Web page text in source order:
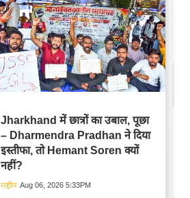
Jharkhand में छात्रों का उबाल, पूछा
– Dharmendra Pradhan ने दिया
इस्तीफा, तो Hemant Soren क्यों
नहीं?
राष्ट्रीय Aug 06, 2026 5:33PM